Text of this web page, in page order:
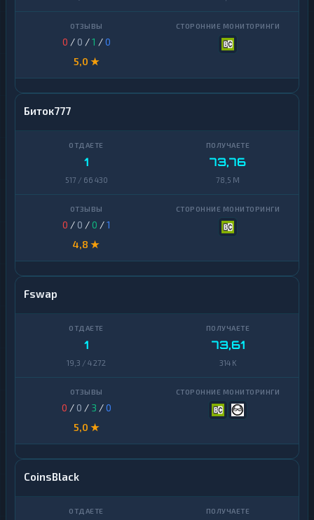
0 / 0 /1 /0
5,0 ★
Биток777
1
517 / 66 430
73,76
78,5 M
0 / 0 /0 /1
4,8 ★
Fswap
1
19,3 / 4 272
73,61
314 K
0 / 0 / 3 /0
5,0 ★
CoinsBlack